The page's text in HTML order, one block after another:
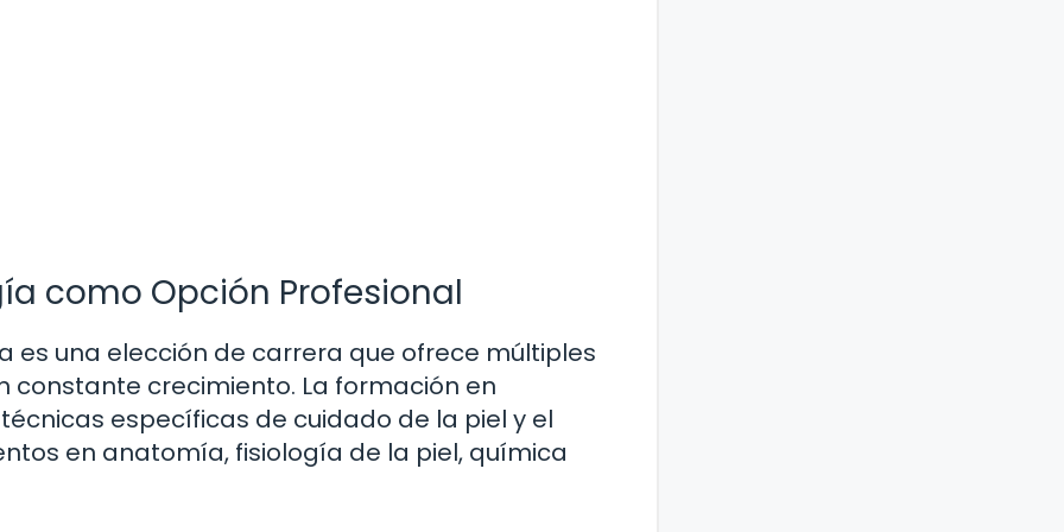
como Opción Profesional
una elección de carrera que ofrece múltiples
crecimiento. La formación en
específicas de cuidado de la piel y el
en anatomía, fisiología de la piel, química